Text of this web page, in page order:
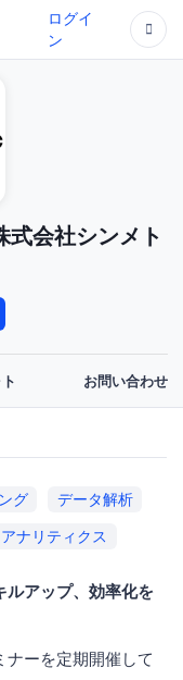
ログイ
ン
式会社シンメト
お問い合わせ
グ
データ解析
ナリティクス
ルアップ、効率化を
ナーを定期開催して